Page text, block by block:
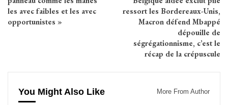
les avec faibles et les avec
opportunistes »
ressort les Bordereaux-Unis,
Macron défend Mbappé
dépouille de
ségrégationnisme, c’est le
récap de la crépuscule
You Might Also Like More From Author